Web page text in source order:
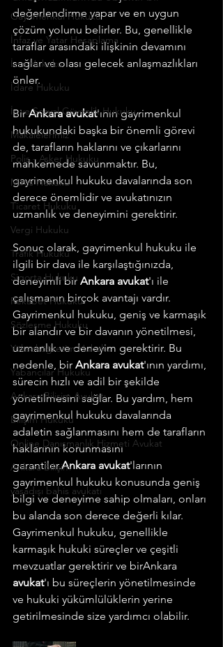
Gayrimenkul Hukuku
İnfaz ve Yatar Hesaplama
İcra Hukuku
İdare Hukuku
İş ve Sosyal Güvenlik Hukuku
Makalelerimiz
Polis - Asker Hukuku
Miras Hukuku
Ticaret Hukuku
Vergi Hukuku
Trafik Hukuku
Sigorta Hukuku
Rekabet Hukuku
Sözleşme Hukuku
Yükseköğretim Hukuku
Yabancılar Hukuku
Ankara Bilişim Avukatı
Bilişim Hukuku
Online Danışmanlık Hizmeti Avukat
Ankara Bilişim
yasadışı bahis avukatı
değerlendirme yapar ve en uygun
çözüm yolunu belirler. Bu, genellikle
taraflar arasındaki ilişkinin devamını
sağlar ve olası gelecek anlaşmazlıkları
önler.
Bir Ankara avukat'ının gayrimenkul
hukukundaki başka bir önemli görevi
de, tarafların haklarını ve çıkarlarını
mahkemede savunmaktır. Bu,
gayrimenkul hukuku davalarında son
derece önemlidir ve avukatınızın
uzmanlık ve deneyimini gerektirir.
Sonuç olarak, gayrimenkul hukuku ile
ilgili bir dava ile karşılaştığınızda,
deneyimli bir Ankara avukat'ı ile
çalışmanın birçok avantajı vardır.
Gayrimenkul hukuku, geniş ve karmaşık
bir alandır ve bir davanın yönetilmesi,
uzmanlık ve deneyim gerektirir. Bu
nedenle, bir Ankara avukat'ının yardımı,
sürecin hızlı ve adil bir şekilde
yönetilmesini sağlar. Bu yardım, hem
gayrimenkul hukuku davalarında
adaletin sağlanmasını hem de tarafların
haklarının korunmasını
garantiler.Ankara avukat'larının
gayrimenkul hukuku konusunda geniş
bilgi ve deneyime sahip olmaları, onları
bu alanda son derece değerli kılar.
Gayrimenkul hukuku, genellikle
karmaşık hukuki süreçler ve çeşitli
mevzuatlar gerektirir ve birAnkara
avukat'ı bu süreçlerin yönetilmesinde
ve hukuki yükümlülüklerin yerine
getirilmesinde size yardımcı olabilir.